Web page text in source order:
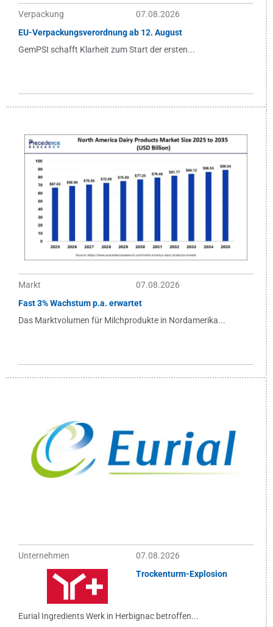
Verpackung
07.08.2026
EU-Verpackungsverordnung ab 12. August
GemPSI schafft Klarheit zum Start der ersten...
Markt
07.08.2026
Fast 3% Wachstum p.a. erwartet
Das Marktvolumen für Milchprodukte in Nordamerika...
Unternehmen
07.08.2026
Trockenturm-Explosion
Eurial Ingredients Werk in Herbignac betroffen...